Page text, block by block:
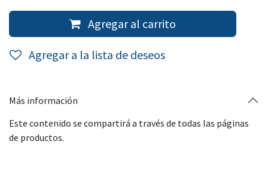
Agregar al carrito
Agregar a la lista de deseos
Más información
Este contenido se compartirá a través de todas las páginas
de productos.